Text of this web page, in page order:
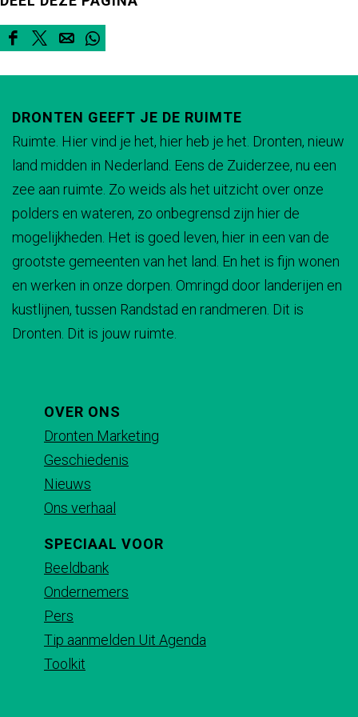
D
e
l
d
e
z
e
p
a
g
i
n
D
e
l
d
e
z
e
p
a
g
i
n
p
X
D
e
l
d
e
z
e
p
a
g
i
n
p
e
-
m
a
l
D
e
l
d
e
z
e
p
a
g
i
n
p
W
h
t
A
p
p
DRONTEN GEEFT JE DE RUIMTE
Ruimte. Hier vind je het, hier heb je het. Dronten, nieuw
land midden in Nederland. Eens de Zuiderzee, nu een
zee aan ruimte. Zo weids als het uitzicht over onze
polders en wateren, zo onbegrensd zijn hier de
mogelijkheden. Het is goed leven, hier in een van de
grootste gemeenten van het land. En het is fijn wonen
en werken in onze dorpen. Omringd door landerijen en
kustlijnen, tussen Randstad en randmeren. Dit is
Dronten. Dit is jouw ruimte.
OVER ONS
Dronten Marketing
Geschiedenis
Nieuws
Ons verhaal
SPECIAAL VOOR
Beeldbank
Ondernemers
Pers
Tip aanmelden Uit Agenda
Toolkit